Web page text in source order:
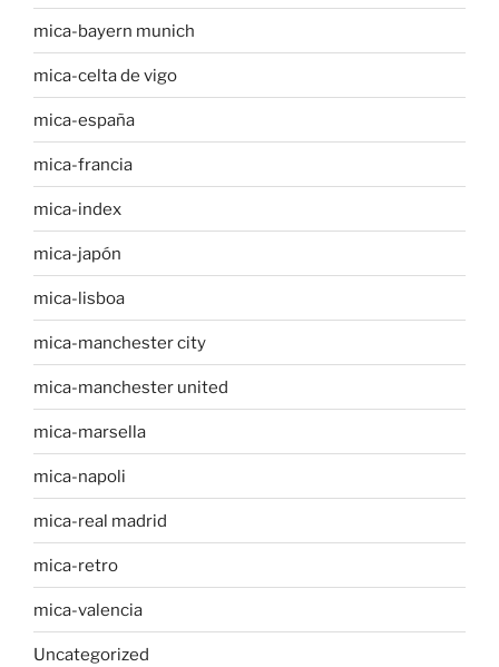
mica-bayern munich
mica-celta de vigo
mica-españa
mica-francia
mica-index
mica-japón
mica-lisboa
mica-manchester city
mica-manchester united
mica-marsella
mica-napoli
mica-real madrid
mica-retro
mica-valencia
Uncategorized